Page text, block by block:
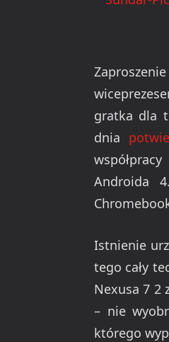
gratka dla
dnia
Androida
Istnienie
tego cały
Nexusa 7 2
– nie
którego